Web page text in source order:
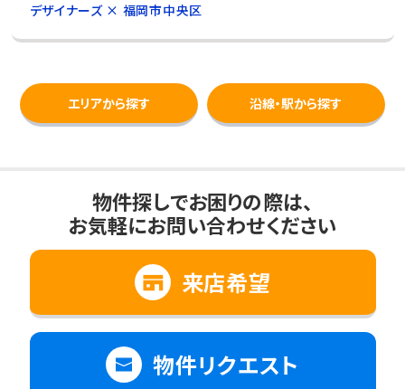
デザイナーズ × 福岡市中央区
エリアから探す 沿線・駅から探す
物件探しでお困りの際は、
お気軽にお問い合わせください
来店希望
物件リクエスト